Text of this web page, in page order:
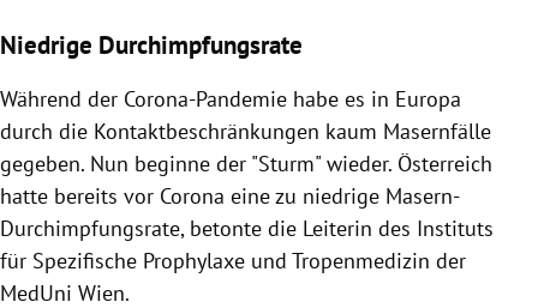
Niedrige Durchimpfungsrate
Während der Corona-Pandemie habe es in Europa
durch die Kontaktbeschränkungen kaum Masernfälle
gegeben. Nun beginne der "Sturm" wieder. Österreich
hatte bereits vor Corona eine zu niedrige Masern-
Durchimpfungsrate, betonte die Leiterin des Instituts
für Spezifische Prophylaxe und Tropenmedizin der
MedUni Wien.